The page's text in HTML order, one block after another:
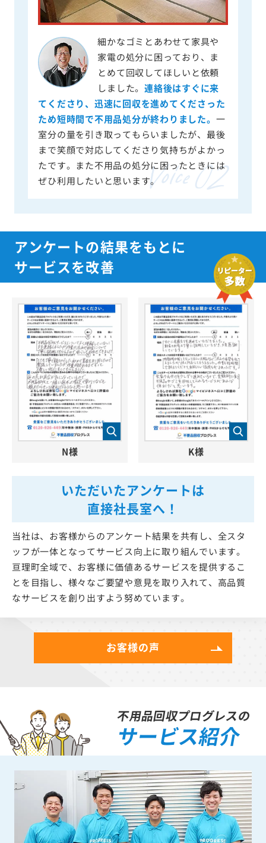
細かなゴミとあわせて家具や
家電の処分に困っており、ま
とめて回収してほしいと依頼
しました。連絡後はすぐに来
てくださり、迅速に回収を進めてくださった
ため短時間で不用品処分が終わりました。 一
室分の量を引き取ってもらいましたが、最後
まで笑顔で対応してくださり気持ちがよかっ
たです。また不用品の処分に困ったときには
ぜひ利用したいと思います。
アンケートの結果をもとに
サービスを改善
いただいたアンケートは
直接社長室へ！
当社は、お客様からのアンケート結果を共有し、全スタ
ッフが一体となってサービス向上に取り組んでいます。
亘理町全域で、お客様に価値あるサービスを提供するこ
とを目指し、様々なご要望や意見を取り入れて、高品質
なサービスを創り出すよう努めています。
N様 K様
お客様の声
不用品回収プログレスの
サービス紹介